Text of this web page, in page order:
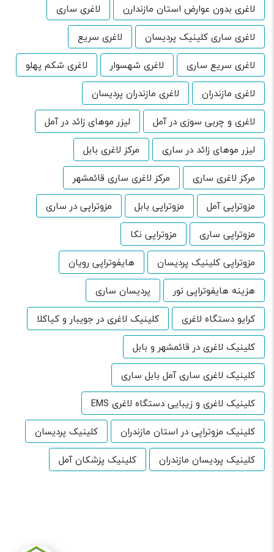
لاغری بدون عوارض استان مازندارن
لاغری ساری
لاغری ساری کلینیک پردیسان
لاغری سریع
لاغری سریع ساری
لاغری شهسوار
لاغری شکم پهلو
لاغری مازندران
لاغری مازندران پردیسان
لاغری و چربی سوزی در آمل
لیزر موهای زائد در آمل
لیزر موهای زائد در ساری
مرکز لاغری بابل
مرکز لاغری ساری
مرکز لاغری ساری قائمشهر
مزوتراپی آمل
مزوتراپی بابل
مزوتراپی در ساری
مزوتراپی ساری
مزوتراپی نکا
مزوتراپی کلینیک پردیسان
هایفوتراپی رویان
هزینه هایفوتراپی نور
پردیسان ساری
کرایو دستگاه لاغری
کلینیک لاغری در جویبار و کیاکلا
کلینیک لاغری در قائمشهر و بابل
کلینیک لاغری ساری آمل بابل ساری
کلینیک لاغری و زیبایی دستگاه لاغری EMS
کلینیک مزوتراپی در استان مازندران
کلینیک پردیسان
کلینیک پردیسان مازندران
کلینیک پزشکان آمل